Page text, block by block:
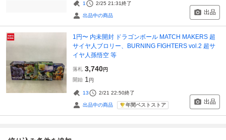
1 2/25 21:31終了
出品中の商品 出品
1円〜 内未開封 ドラゴンボール MATCH MAKERS 超
サイヤ人ブロリー、BURNING FIGHTERS vol.2 超サ
イヤ人孫悟空 等
落札 3,740円
開始 1 円
13 2/21 22:50終了
出品中の商品 年間ベストストア 出品